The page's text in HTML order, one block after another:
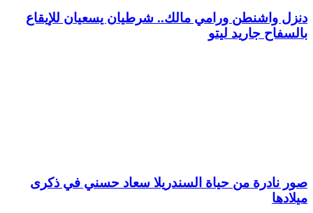
دنزل واشنطن ورامي مالك.. شرطيان يسعيان للإيقاع
بالسفاح جاريد ليتو
صور نادرة من حياة السندريلا سعاد حسني في ذكرى
ميلادها